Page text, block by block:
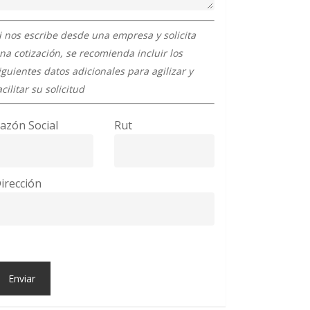
nos escribe desde una empresa y solicita
cotización, se recomienda incluir los
datos adicionales para agilizar y
su solicitud
Social Rut